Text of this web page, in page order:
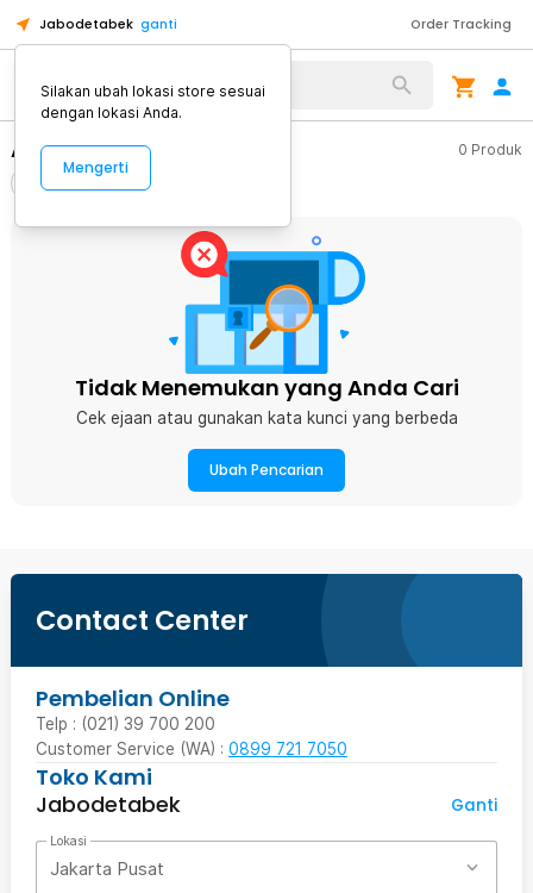
Jabodetabek ganti Order Tracking
Alat Kopi
Aotu 0 Produk
Urutkan
Tidak Menemukan yang Anda Cari
Cek ejaan atau gunakan kata kunci yang berbeda
Ubah Pencarian
Contact Center
Pembelian Online
Telp : (021) 39 700 200
Customer Service (WA) : 0899 721 7050
Toko Kami
Jabodetabek
Ganti
Lokasi
Jakarta Pusat
Silakan ubah lokasi store sesuai
dengan lokasi Anda.
Mengerti